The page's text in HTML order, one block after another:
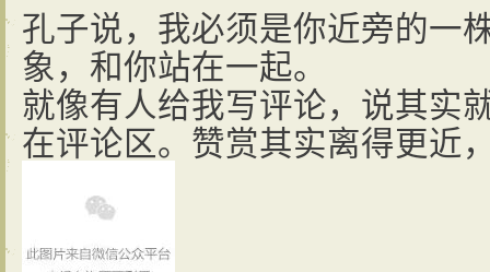
孔子说，我必须是你近旁的一
象，和你站在一起。
就像有人给我写评论，说其实
在评论区。赞赏其实离得更近